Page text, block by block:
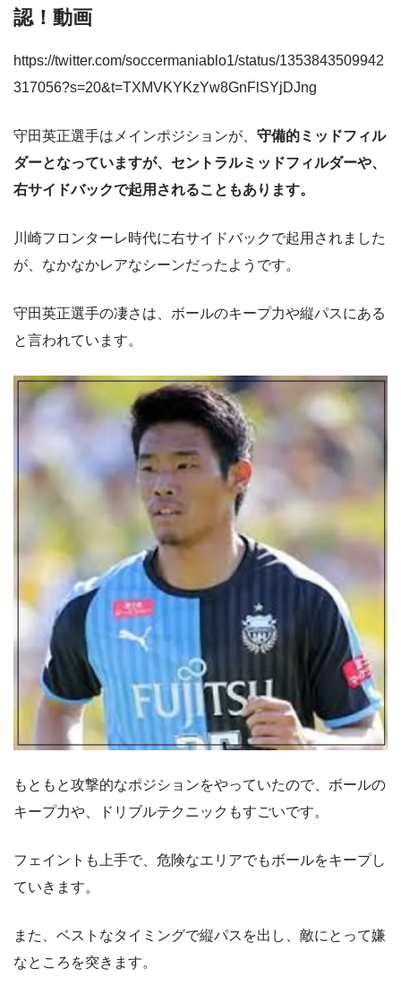
認！動画
https://twitter.com/soccermaniablo1/status/1353843509942
317056?s=20&t=TXMVKYKzYw8GnFlSYjDJng
守田英正選手はメインポジションが、 守備的ミッドフィル
ダーとなっていますが、セントラルミッドフィルダーや、
右サイドバックで起用されることもあります。
川崎フロンターレ時代に右サイドバックで起用されました
が、なかなかレアなシーンだったようです。
守田英正選手の凄さは、ボールのキープ力や縦パスにある
と言われています。
もともと攻撃的なポジションをやっていたので、ボールの
キープ力や、ドリブルテクニックもすごいです。
フェイントも上手で、危険なエリアでもボールをキープし
ていきます。
また、ベストなタイミングで縦パスを出し、敵にとって嫌
なところを突きます。